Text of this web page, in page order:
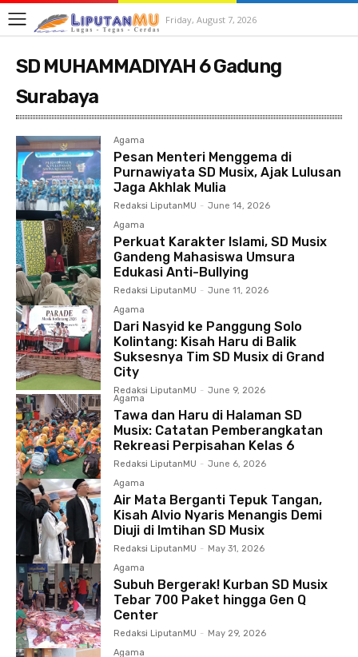
Friday, August 7, 2026
SD MUHAMMADIYAH 6 Gadung
Surabaya
Agama
Pesan Menteri Menggema di
Purnawiyata SD Musix, Ajak Lulusan
Jaga Akhlak Mulia
Redaksi LiputanMU - June 14, 2026
Agama
Perkuat Karakter Islami, SD Musix
Gandeng Mahasiswa Umsura
Edukasi Anti-Bullying
Redaksi LiputanMU - June 11, 2026
Agama
Dari Nasyid ke Panggung Solo
Kolintang: Kisah Haru di Balik
Suksesnya Tim SD Musix di Grand
City
Redaksi LiputanMU - June 9, 2026
Agama
Tawa dan Haru di Halaman SD
Musix: Catatan Pemberangkatan
Rekreasi Perpisahan Kelas 6
Redaksi LiputanMU - June 6, 2026
Agama
Air Mata Berganti Tepuk Tangan,
Kisah Alvio Nyaris Menangis Demi
Diuji di Imtihan SD Musix
Redaksi LiputanMU -
May 31, 2026
Agama
Subuh Bergerak! Kurban SD Musix
Tebar 700 Paket hingga Gen Q
Center
Redaksi LiputanMU -
May 29, 2026
Agama